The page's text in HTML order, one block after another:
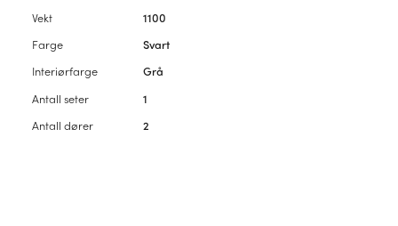
Vekt
1100
Farge
Svart
Interiørfarge
Grå
Antall seter
1
Antall dører
2